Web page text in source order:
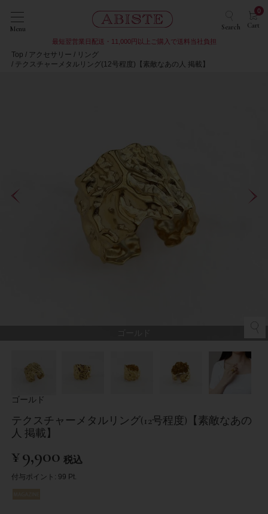
Menu Search Cart
0
最短翌営業日配送・11,000円以上ご購入で送料当社負担
Top アクセサリー
リング
テクスチャーメタルリング(12号程度)【素敵なあの人 掲載】
ゴールド
テクスチャーメタルリング(12号程度)【素敵なあの
人 掲載】
¥9,900 税込
付与ポイント: 99 Pt.